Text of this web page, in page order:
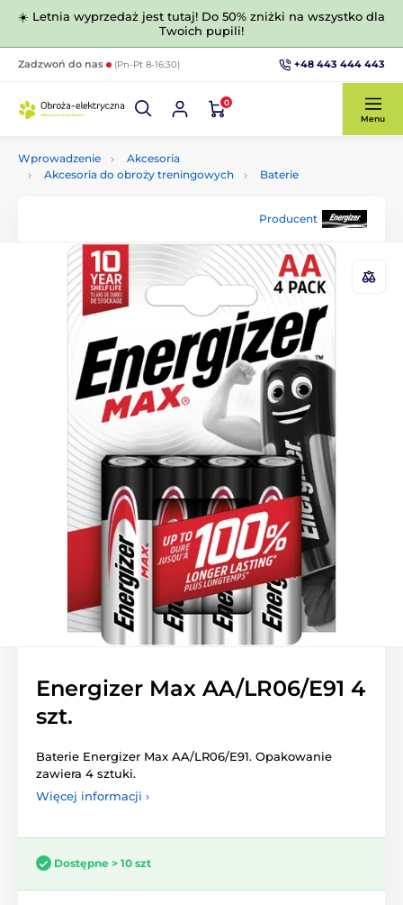
☀️ Letnia wyprzedaż jest tutaj! Do 50% zniżki na wszystko dla
Twoich pupili!
Zadzwoń do nas (Pn-Pt 8-16:30) +48 443 444 443
0
Menu
Wprowadzenie
Akcesoria
Akcesoria do obroży treningowych
Baterie
Producent
Energizer Max AA/LR06/E91 4
szt.
Baterie Energizer Max AA/LR06/E91. Opakowanie
zawiera 4 sztuki.
Więcej informacji ›
Dostępne > 10 szt